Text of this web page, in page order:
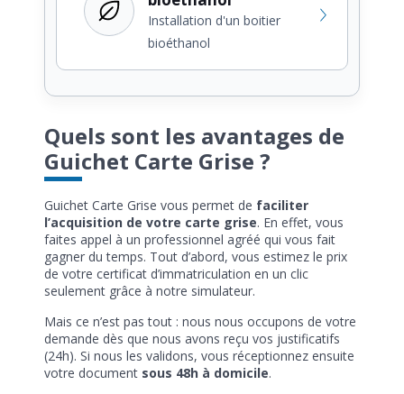
Installation d'un boitier
bioéthanol
Quels sont les avantages de
Guichet Carte Grise ?
Guichet Carte Grise vous permet de faciliter
l’acquisition de votre carte grise. En effet, vous
faites appel à un professionnel agréé qui vous fait
gagner du temps. Tout d’abord, vous estimez le prix
de votre certificat d’immatriculation en un clic
seulement grâce à notre simulateur.
Mais ce n’est pas tout : nous nous occupons de votre
demande dès que nous avons reçu vos justificatifs
(24h). Si nous les validons, vous réceptionnez ensuite
votre document sous 48h à domicile.